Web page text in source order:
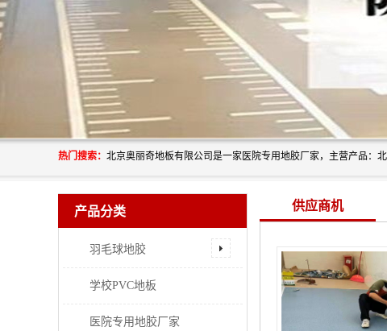
热门搜索：
产品分类
羽毛球地胶
学校PVC地板
医院专用地胶厂家
供应商机